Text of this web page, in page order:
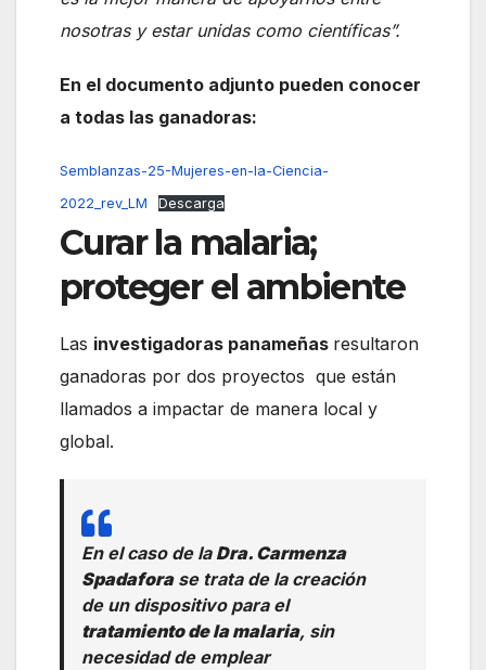
nosotras y estar unidas como científicas”.
En el documento adjunto pueden conocer
a todas las ganadoras:
Semblanzas-25-Mujeres-en-la-Ciencia-
2022_rev_LM
Descarga
Curar la malaria;
proteger el ambiente
Las investigadoras panameñas resultaron
ganadoras por dos proyectos que están
llamados a impactar de manera local y
global.
En el caso de laDra. Carmenza
Spadaforase trata de la creación
de un dispositivo para el
tratamiento de la malaria, sin
necesidad de emplear